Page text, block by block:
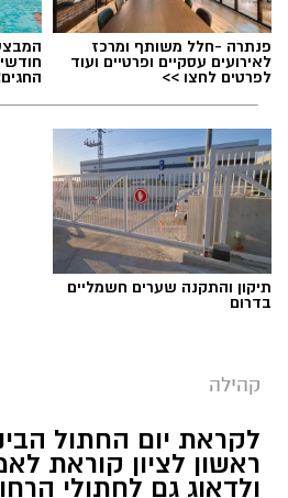
פנתרה -חלל משותף ומרכז
לאירועים עסקיים ופרטיים ועוד
לפרטים לחצו >>
תיקון והתקנה שערים חשמליים
בדרום
קהילה
לקראת יום החתול
ראשון לציון קוראת
ולדאוג גם לחתולי